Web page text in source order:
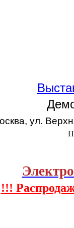
ул.
!!!